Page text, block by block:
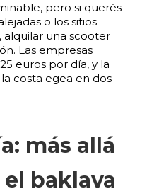
pero si querés
o los sitios
una scooter
Las empresas
euros por día, y la
costa egea en dos
más allá
baklava